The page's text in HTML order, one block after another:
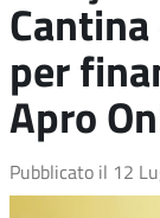
per
Apro
Pubblicato il 12